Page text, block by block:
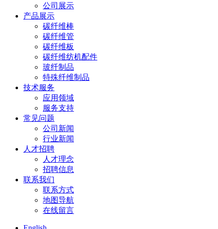
公司展示
产品展示
碳纤维棒
碳纤维管
碳纤维板
碳纤维纺机配件
玻纤制品
特殊纤维制品
技术服务
应用领域
服务支持
常见问题
公司新闻
行业新闻
人才招聘
人才理念
招聘信息
联系我们
联系方式
地图导航
在线留言